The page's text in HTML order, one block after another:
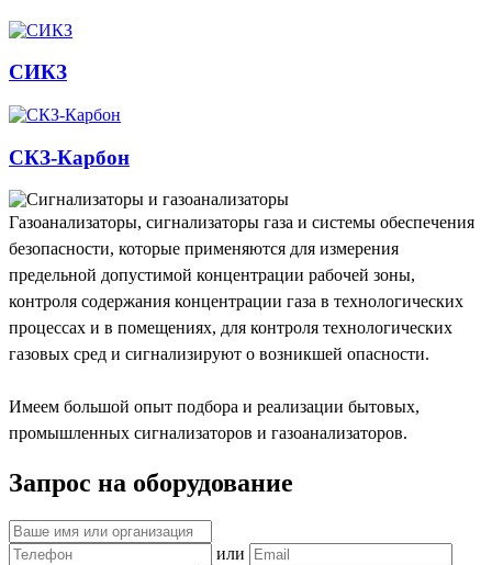
СИКЗ
СКЗ-Карбон
Газоанализаторы, сигнализаторы газа и системы обеспечения
безопасности, которые применяются для измерения
предельной допустимой концентрации рабочей зоны,
контроля содержания концентрации газа в технологических
процессах и в помещениях, для контроля технологических
газовых сред и сигнализируют о возникшей опасности.
Имеем большой опыт подбора и реализации бытовых,
промышленных сигнализаторов и газоанализаторов.
Запрос на оборудование
или